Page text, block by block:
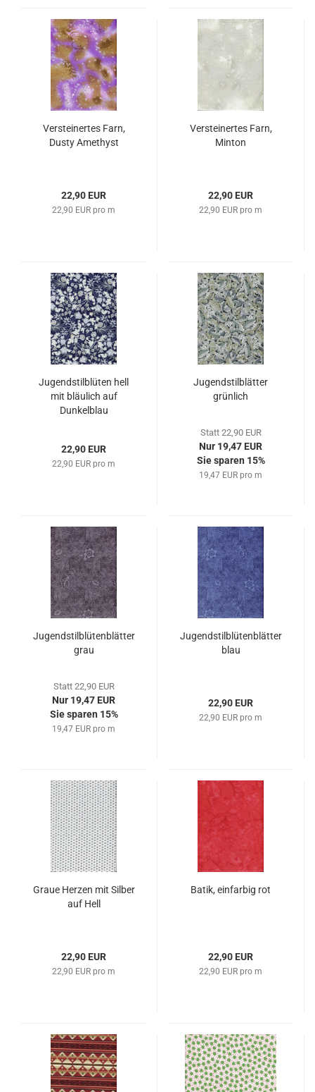
Versteinertes Farn,
Dusty Amethyst
22,90 EUR
22,90 EUR pro m
Versteinertes Farn,
Minton
22,90 EUR
22,90 EUR pro m
Jugendstilblüten hell
mit bläulich auf
Dunkelblau
22,90 EUR
22,90 EUR pro m
Jugendstilblätter
grünlich
Statt 22,90 EUR
Nur 19,47 EUR
Sie sparen 15%
19,47 EUR pro m
Jugendstilblütenblätter
grau
Statt 22,90 EUR
Nur 19,47 EUR
Sie sparen 15%
19,47 EUR pro m
Jugendstilblütenblätter
blau
22,90 EUR
22,90 EUR pro m
Graue Herzen mit Silber
auf Hell
22,90 EUR
22,90 EUR pro m
Batik, einfarbig rot
22,90 EUR
22,90 EUR pro m